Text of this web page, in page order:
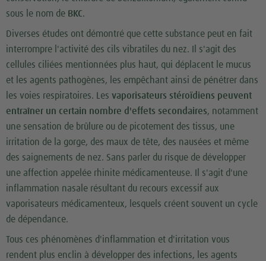
sous le nom de BKC.
Diverses études ont démontré que cette substance peut en fait
interrompre l'activité des cils vibratiles du nez. Il s'agit des
cellules ciliées mentionnées plus haut, qui déplacent le mucus
et les agents pathogènes, les empêchant ainsi de pénétrer dans
les voies respiratoires. Les vaporisateurs stéroïdiens peuvent
entraîner un certain nombre d'effets secondaires, notamment
une sensation de brûlure ou de picotement des tissus, une
irritation de la gorge, des maux de tête, des nausées et même
des saignements de nez. Sans parler du risque de développer
une affection appelée rhinite médicamenteuse. Il s'agit d'une
inflammation nasale résultant du recours excessif aux
vaporisateurs médicamenteux, lesquels créent souvent un cycle
de dépendance.
Tous ces phénomènes d'inflammation et d'irritation vous
rendent plus enclin à développer des infections, les agents